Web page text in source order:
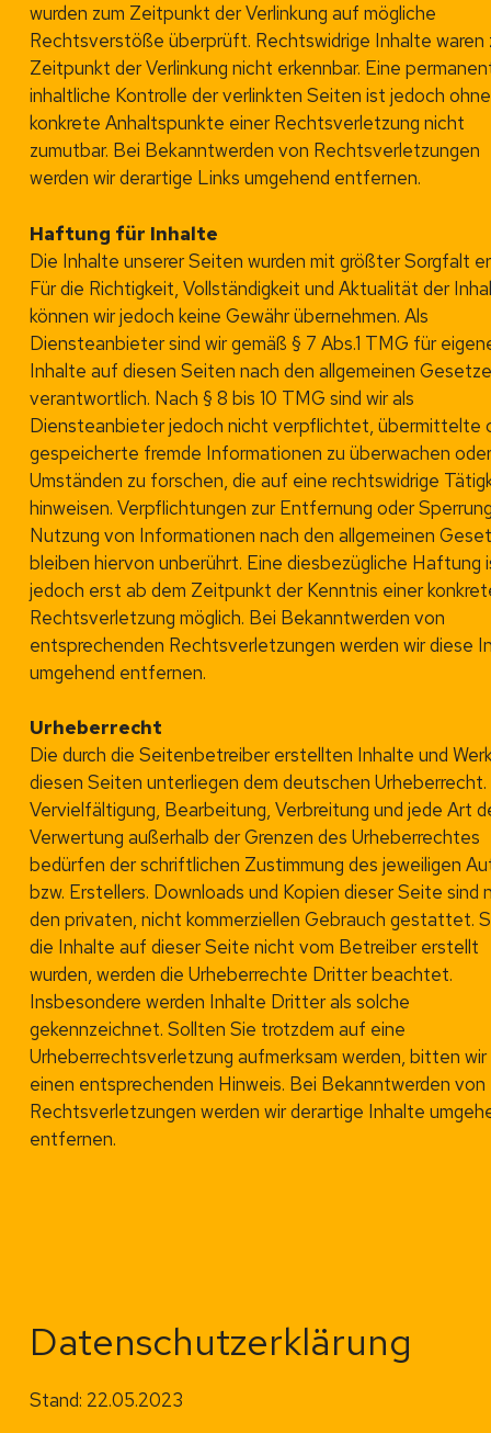
wurden zum Zeitpunkt der Verlinkung auf mögliche
Rechtsverstöße überprüft. Rechtswidrige Inhalte waren
Zeitpunkt der Verlinkung nicht erkennbar. Eine
inhaltliche Kontrolle der verlinkten Seiten ist jedoch ohne
konkrete Anhaltspunkte einer Rechtsverletzung nicht
zumutbar. Bei Bekanntwerden von Rechtsverletzungen
werden wir derartige Links umgehend entfernen.
Haftung für Inhalte
Die Inhalte unserer Seiten wurden mit größter Sorgfalt
Für die Richtigkeit, Vollständigkeit und Aktualität der
können wir jedoch keine Gewähr übernehmen. Als
Diensteanbieter sind wir gemäß § 7 Abs.1 TMG für
Inhalte auf diesen Seiten nach den allgemeinen
verantwortlich. Nach § 8 bis 10 TMG sind wir als
Diensteanbieter jedoch nicht verpflichtet, übermittelte
gespeicherte fremde Informationen zu überwachen
Umständen zu forschen, die auf eine rechtswidrige
hinweisen. Verpflichtungen zur Entfernung oder
Nutzung von Informationen nach den allgemeinen
bleiben hiervon unberührt. Eine diesbezügliche Haftung
jedoch erst ab dem Zeitpunkt der Kenntnis einer
Rechtsverletzung möglich. Bei Bekanntwerden von
entsprechenden Rechtsverletzungen werden wir diese
umgehend entfernen.
Urheberrecht
Die durch die Seitenbetreiber erstellten Inhalte und
diesen Seiten unterliegen dem deutschen
Vervielfältigung, Bearbeitung, Verbreitung und jede Art
Verwertung außerhalb der Grenzen des Urheberrechtes
bedürfen der schriftlichen Zustimmung des jeweiligen
bzw. Erstellers. Downloads und Kopien dieser Seite sind
den privaten, nicht kommerziellen Gebrauch gestattet.
die Inhalte auf dieser Seite nicht vom Betreiber erstellt
wurden, werden die Urheberrechte Dritter beachtet.
Insbesondere werden Inhalte Dritter als solche
gekennzeichnet. Sollten Sie trotzdem auf eine
Urheberrechtsverletzung aufmerksam werden, bitten wir
einen entsprechenden Hinweis. Bei Bekanntwerden von
Rechtsverletzungen werden wir derartige Inhalte
entfernen.
Datenschutzerklärung
Stand: 22.05.2023